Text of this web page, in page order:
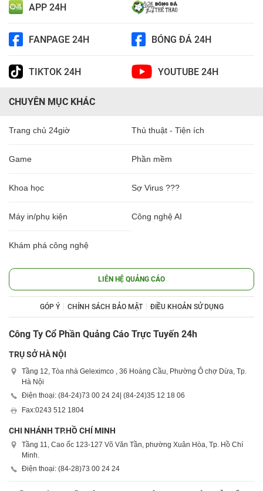
APP 24H
FANPAGE 24H BÓNG ĐÁ 24H
TIKTOK 24H YOUTUBE 24H
CHUYÊN MỤC KHÁC
Trang chủ 24giờ Thủ thuật - Tiện ích
Game Phần mềm
Khoa học Sợ Virus ???
Máy in/phụ kiện Công nghệ AI
Khám phá công nghệ
LIÊN HỆ QUẢNG CÁO
GÓP Ý CHÍNH SÁCH BẢO MẬT ĐIỀU KHOẢN SỬ DỤNG
Công Ty Cổ Phần Quảng Cáo Trực Tuyến 24h
TRỤ SỞ HÀ NỘI
Tầng 12, Tòa nhà Geleximco , 36 Hoàng Cầu, Phường Ô chợ Dừa, Tp.
Hà Nội
Điện thoại: (84-24)73 00 24 24 | (84-24)35 12 18 06
Fax:0243 512 1804
CHI NHÁNH TP.HỒ CHÍ MINH
Tầng 11, Cao ốc 123-127 Võ Văn Tần, phường Xuân Hòa, Tp. Hồ Chí
Minh.
Điện thoại: (84-28)73 00 24 24